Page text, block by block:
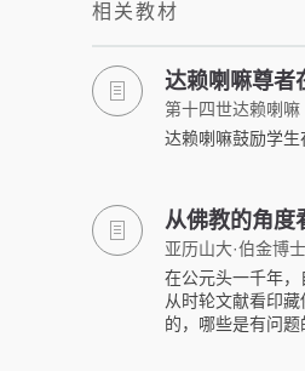
相关教材
达赖喇嘛尊者
第十四世达赖喇嘛
达赖喇嘛鼓励学生
从佛教的角度
亚历山大·伯金博士
在公元头一千年
从时轮文献看印
的，哪些是有问题